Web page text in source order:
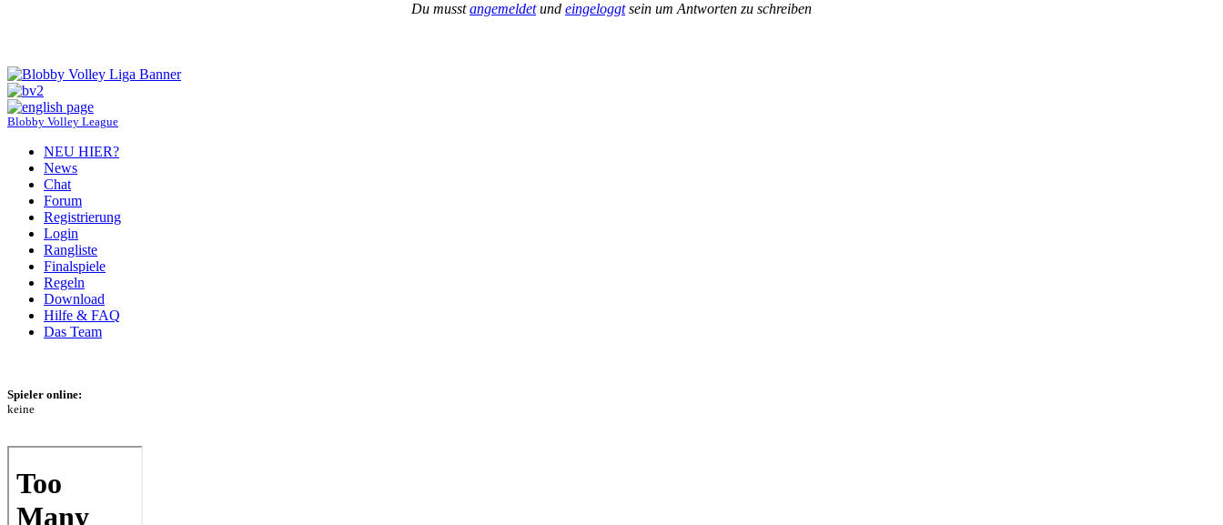
Du musstangemeldetund eingeloggtsein um Antworten zu schreiben
Blobby Volley League
NEU HIER?
News
Chat
Forum
Registrierung
Login
Rangliste
Finalspiele
Regeln
Download
Hilfe & FAQ
Das Team
Spieler online:
keine